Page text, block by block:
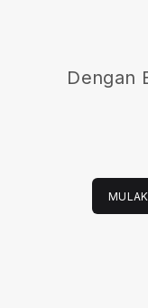
Dengan